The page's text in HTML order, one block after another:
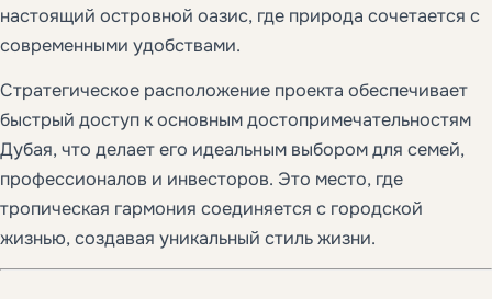
настоящий островной оазис, где природа сочетается с
современными удобствами.
Стратегическое расположение проекта обеспечивает
быстрый доступ к основным достопримечательностям
Дубая, что делает его идеальным выбором для семей,
профессионалов и инвесторов. Это место, где
тропическая гармония соединяется с городской
жизнью, создавая уникальный стиль жизни.